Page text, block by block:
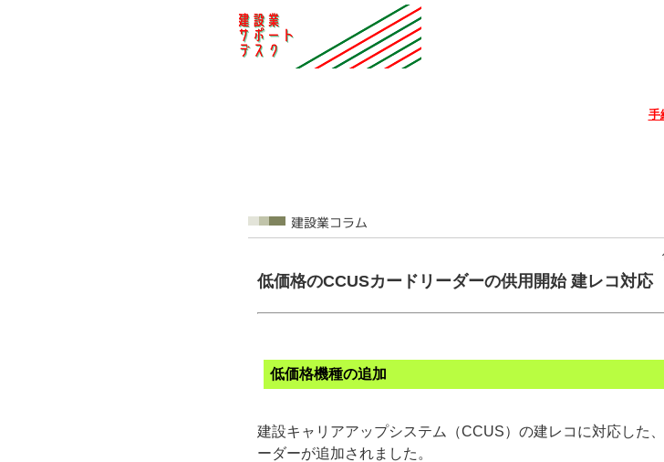
手
低価格のCCUSカードリーダーの供用開始 建レコ対応
低価格機種の追加
建設キャリアアップシステム（CCUS）の建レコに対応した
ーダーが追加されました。